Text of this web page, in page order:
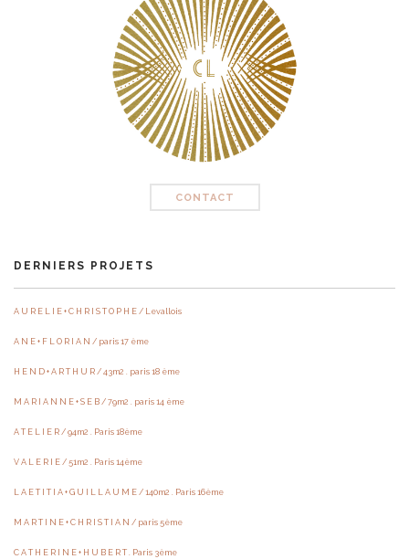
CONTACT
DERNIERS PROJETS
A U R E L I E + C H R I S T O P H E / Levallois
A N E + F L O R I A N / paris 17 ème
H E N D + A R T H U R / 43m2 . paris 18 ème
M A R I A N N E + S E B / 79m2 . paris 14 ème
A T E L I E R / 94m2 . Paris 18ème
V A L E R I E / 51m2 . Paris 14ème
L A E T I T I A + G U I L L A U M E / 140m2 . Paris 16ème
M A R T I N E + C H R I S T I A N / paris 5ème
C A T H E R I N E + H U B E R T . Paris 3ème